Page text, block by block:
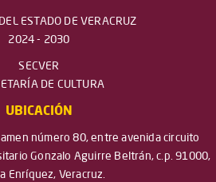
ESTADO DE VERACRUZ
2024 - 2030
SECVER
DE CULTURA
UBICACIÓN
número 80, entre avenida circuito
Gonzalo Aguirre Beltrán, c.p. 91000,
Enríquez, Veracruz.